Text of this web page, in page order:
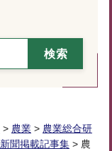
> 農業 > 農業総合研
聞掲載記事集 > 農